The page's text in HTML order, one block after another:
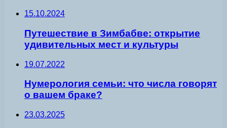
15.10.2024
Путешествие в Зимбабве: открытие
удивительных мест и культуры
19.07.2022
Нумерология семьи: что числа говорят
о вашем браке?
23.03.2025